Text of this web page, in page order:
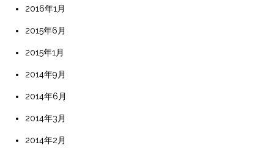
2016年1月
2015年6月
2015年1月
2014年9月
2014年6月
2014年3月
2014年2月